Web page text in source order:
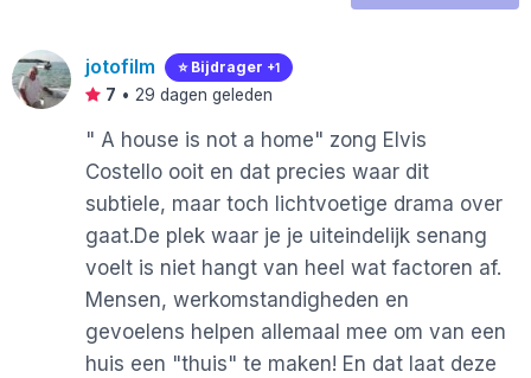
jotofilm ⭐️ Bijdrager +1
7 • 29 dagen geleden
" A house is not a home" zong Elvis
Costello ooit en dat precies waar dit
subtiele, maar toch lichtvoetige drama over
gaat.De plek waar je je uiteindelijk senang
voelt is niet hangt van heel wat factoren af.
Mensen, werkomstandigheden en
gevoelens helpen allemaal mee om van een
huis een "thuis" te maken! En dat laat deze